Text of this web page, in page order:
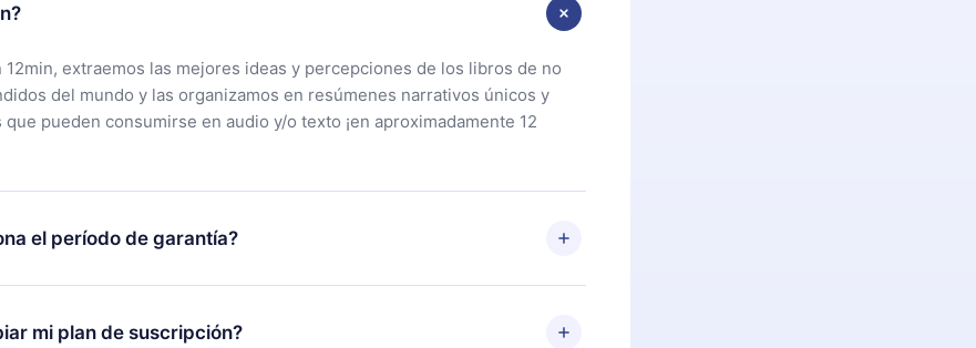
12min, extraemos las mejores ideas y percepciones de los libros de no
del mundo y las organizamos en resúmenes narrativos únicos y
pueden consumirse en audio y/o texto ¡en aproximadamente 12
el período de garantía?
nuestra aplicación y comenzar a disfrutar de nuestra biblioteca. Si por
estás satisfecho con nuestra plataforma, simplemente contacta a
mi plan de suscripción?